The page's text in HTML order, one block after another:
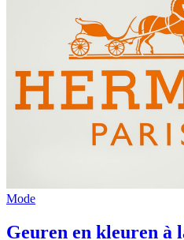
Mode
Geuren en kleuren à